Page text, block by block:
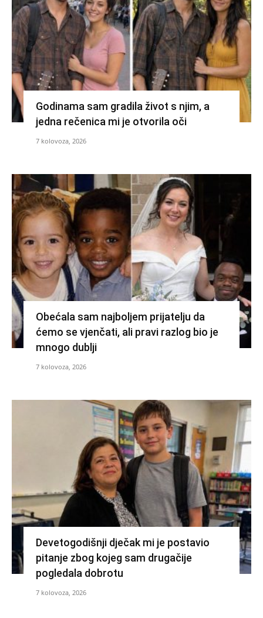
Godinama sam gradila život s njim, a
jedna rečenica mi je otvorila oči
7 kolovoza, 2026
Obećala sam najboljem prijatelju da
ćemo se vjenčati, ali pravi razlog bio je
mnogo dublji
7 kolovoza, 2026
Devetogodišnji dječak mi je postavio
pitanje zbog kojeg sam drugačije
pogledala dobrotu
7 kolovoza, 2026